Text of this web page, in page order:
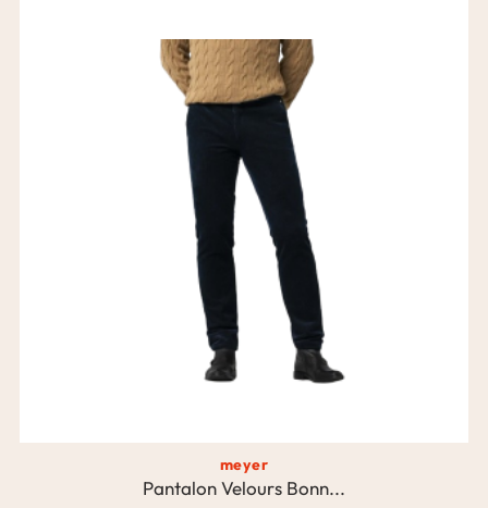
meyer
Pantalon Velours Bonn...